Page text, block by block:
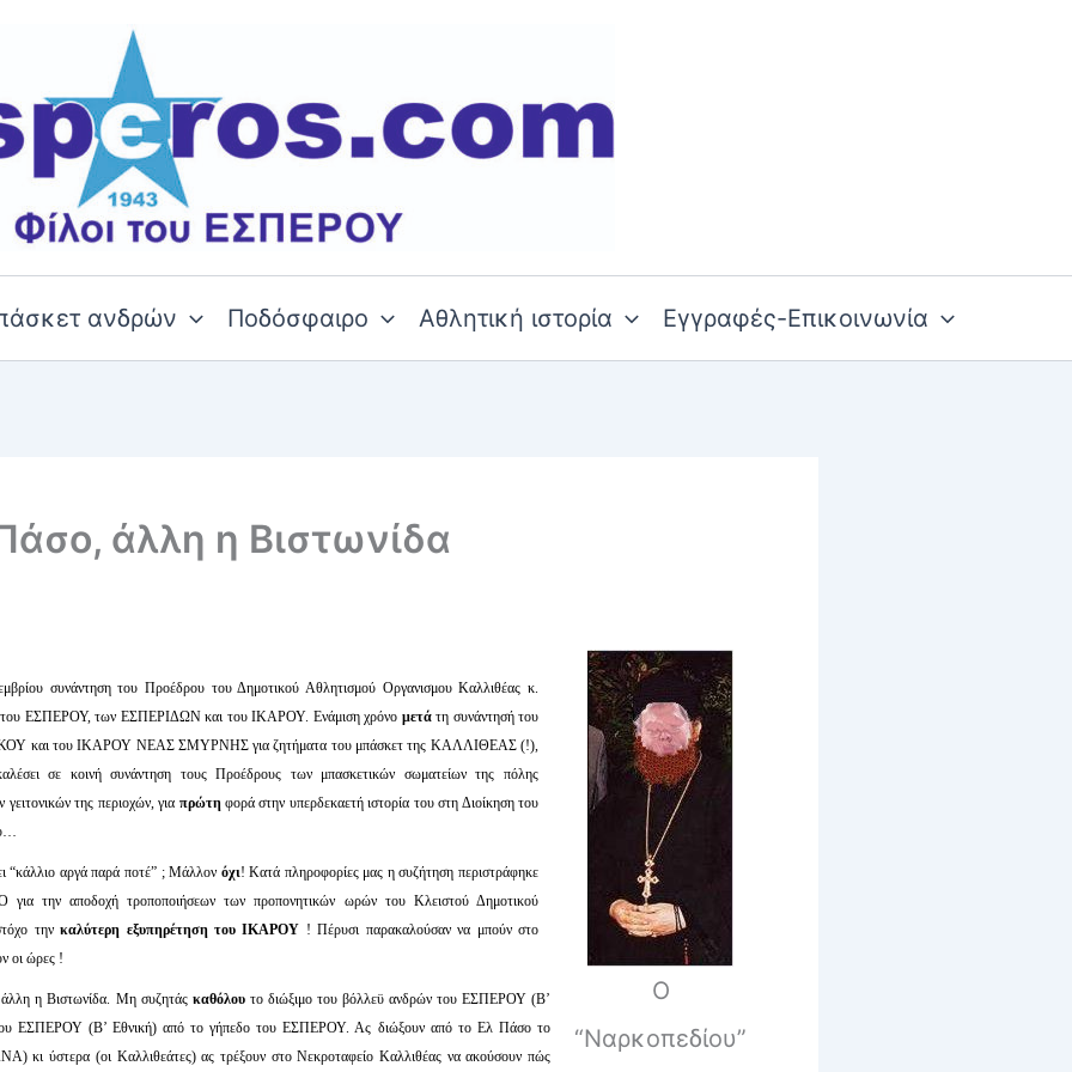
ανδρών Ποδόσφαιρο Αθλητική ιστορία Εγγραφές-Επικοινωνία
άλλη η Βιστωνίδα
συνάντηση του Προέδρου του Δημοτικού Αθλητισμού Οργανισμου Καλλιθέας κ.
του ΕΣΠΕΡΟΥ, των ΕΣΠΕΡΙΔΩΝ και του ΙΚΑΡΟΥ. Ενάμιση χρόνο μετάτη συνάντησή του
και του ΙΚΑΡΟΥ ΝΕΑΣ ΣΜΥΡΝΗΣ για ζητήματα του μπάσκετ της ΚΑΛΛΙΘΕΑΣ (!),
σε κοινή συνάντηση τους Προέδρους των μπασκετικών σωματείων της πόλης
της περιοχών, για πρώτηφορά στην υπερδεκαετή ιστορία του στη Διοίκηση του
“κάλλιο αργά παρά ποτέ” ;Μάλλον όχι! Κατά πληροφορίες μας η συζήτηση περιστράφηκε
την αποδοχή τροποποιήσεων των προπονητικών ωρών του Κλειστού Δημοτικού
τηνκαλύτερη εξυπηρέτηση του ΙΚΑΡΟΥ ! Πέρυσι παρακαλούσαν να μπούν στο
οι ώρες !
η Βιστωνίδα. Μη συζητάς καθόλουτο διώξιμο του βόλλεϋ ανδρών του ΕΣΠΕΡΟΥ (Β’
ΕΣΠΕΡΟΥ (Β’ Εθνική) από το γήπεδο του ΕΣΠΕΡΟΥ. Ας διώξουν από το Ελ Πάσο το
ύστερα (οι Καλλιθεάτες) ας τρέξουν στο Νεκροταφείο Καλλιθέας να ακούσουν πώς
Ο
“Ναρκοπεδίου”